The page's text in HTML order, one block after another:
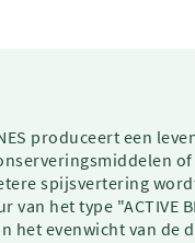
produceert een
spijsvertering
het type "ACTIVE
het evenwicht van de